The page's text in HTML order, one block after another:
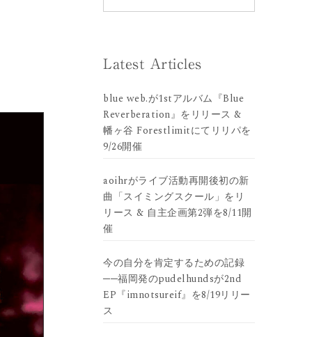
Latest Articles
blue web.が1stアルバム『Blue
Reverberation』をリリース &
幡ヶ谷 Forestlimitにてリリパを
9/26開催
aoihrがライブ活動再開後初の新
曲「スイミングスクール」をリ
リース & 自主企画第2弾を8/11開
催
今の自分を肯定するための記録
──福岡発のpudelhundsが2nd
EP『imnotsureif』を8/19リリー
ス